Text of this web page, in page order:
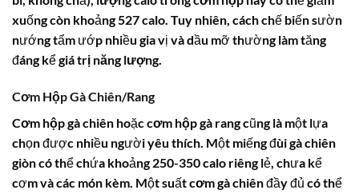
xuống còn khoảng 527 calo. Tuy nhiên, cách chế biến sườn
nướng tẩm ướp nhiều gia vị và dầu mỡ thường làm tăng
đáng kểgiá trị năng lượng.
Cơm Hộp Gà Chiên/Rang
Cơm hộp gà chiên hoặccơm hộp gà rangcũng là một lựa
chọn được nhiều người yêu thích. Một miếng đùi gà chiên
giòn có thể chứa khoảng 250-350 calo riêng lẻ, chưa kể
cơm và các món kèm. Một suấtcơm gà chiênđầy đủ có thể